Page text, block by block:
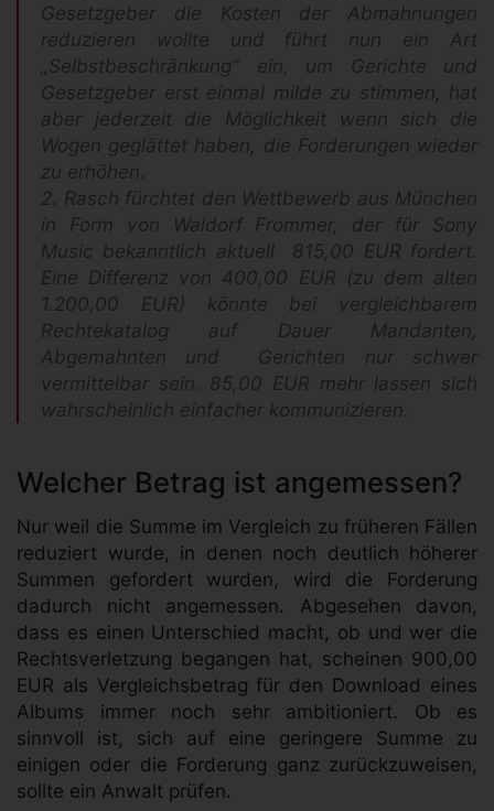
Gesetzgeber die Kosten der Abmahnungen
reduzieren wollte und führt nun ein Art
„Selbstbeschränkung“ ein, um Gerichte und
Gesetzgeber erst einmal milde zu stimmen, hat
aber jederzeit die Möglichkeit wenn sich die
Wogen geglättet haben, die Forderungen wieder
zu erhöhen.
2. Rasch fürchtet den Wettbewerb aus München
in Form von Waldorf Frommer, der für Sony
Music bekanntlich aktuell 815,00 EUR fordert.
Eine Differenz von 400,00 EUR (zu dem alten
1.200,00 EUR) könnte bei vergleichbarem
Rechtekatalog auf Dauer Mandanten,
Abgemahnten und Gerichten nur schwer
vermittelbar sein. 85,00 EUR mehr lassen sich
wahrscheinlich einfacher kommunizieren.
Welcher Betrag ist angemessen?
Nur weil die Summe im Vergleich zu früheren Fällen
reduziert wurde, in denen noch deutlich höherer
Summen gefordert wurden, wird die Forderung
dadurch nicht angemessen. Abgesehen davon,
dass es einen Unterschied macht, ob und wer die
Rechtsverletzung begangen hat, scheinen 900,00
EUR als Vergleichsbetrag für den Download eines
Albums immer noch sehr ambitioniert. Ob es
sinnvoll ist, sich auf eine geringere Summe zu
einigen oder die Forderung ganz zurückzuweisen,
sollte ein Anwalt prüfen.